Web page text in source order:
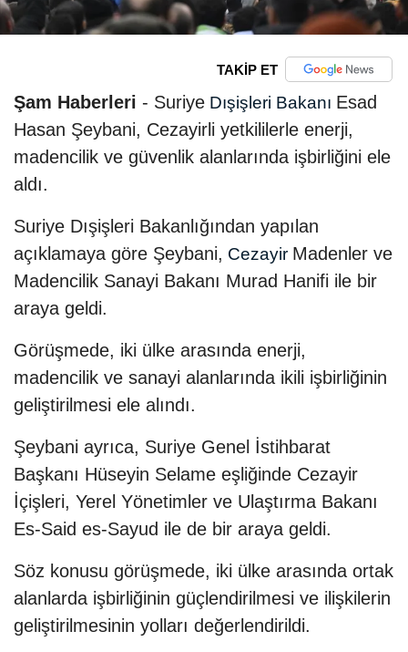
TAKİP ET
Şam Haberleri - Suriye Dışişleri Bakanı Esad
Hasan Şeybani, Cezayirli yetkililerle enerji,
madencilik ve güvenlik alanlarında işbirliğini ele
aldı.
Suriye Dışişleri Bakanlığından yapılan
açıklamaya göre Şeybani, Cezayir Madenler ve
Madencilik Sanayi Bakanı Murad Hanifi ile bir
araya geldi.
Görüşmede, iki ülke arasında enerji,
madencilik ve sanayi alanlarında ikili işbirliğinin
geliştirilmesi ele alındı.
Şeybani ayrıca, Suriye Genel İstihbarat
Başkanı Hüseyin Selame eşliğinde Cezayir
İçişleri, Yerel Yönetimler ve Ulaştırma Bakanı
Es-Said es-Sayud ile de bir araya geldi.
Söz konusu görüşmede, iki ülke arasında ortak
alanlarda işbirliğinin güçlendirilmesi ve ilişkilerin
geliştirilmesinin yolları değerlendirildi.